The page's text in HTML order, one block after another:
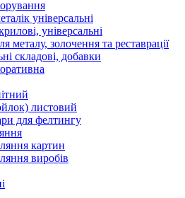
універсальні
універсальні
металу, золочення та реставрації
складові, добавки
листовий
для фелтингу
картин
виробів